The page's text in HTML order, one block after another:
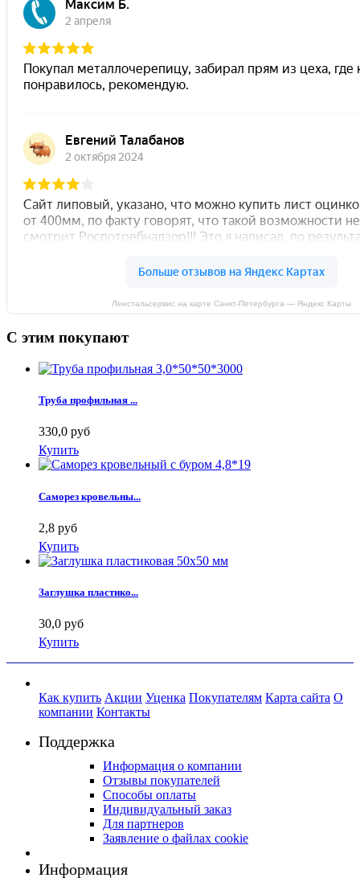
Ленстальсервис на карте Санкт‑Петербурга — Яндекс Карты
С этим покупают
Труба профильная ...
330,0 руб
Купить
Саморез кровельны...
2,8 руб
Купить
Заглушка пластико...
30,0 руб
Купить
Как купить Акции Уценка Покупателям Карта сайта О
компании Контакты
Поддержка
Информация о компании
Отзывы покупателей
Способы оплаты
Индивидуальный заказ
Для партнеров
Заявление о файлах cookie
Информация